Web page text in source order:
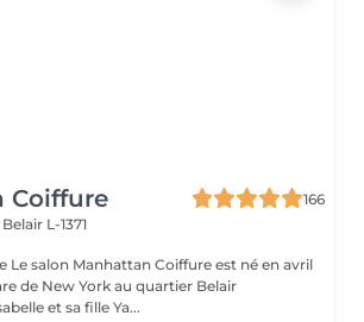
Coiffure
166
Belair L-1371
Le salon Manhattan Coiffure est né en avril
de New York au quartier Belair
et sa fille Ya...